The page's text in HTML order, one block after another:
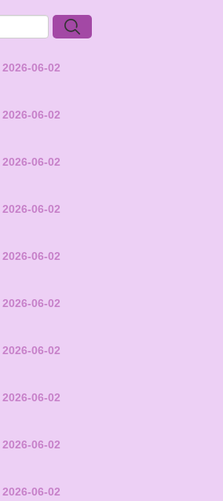
2026-06-02
2026-06-02
2026-06-02
2026-06-02
2026-06-02
2026-06-02
2026-06-02
2026-06-02
2026-06-02
2026-06-02